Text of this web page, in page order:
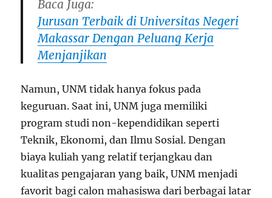
Baca Juga:
Jurusan Terbaik di Universitas Negeri
Makassar Dengan Peluang Kerja
Menjanjikan
Namun, UNM tidak hanya fokus pada
keguruan. Saat ini, UNM juga memiliki
program studi non-kependidikan seperti
Teknik, Ekonomi, dan Ilmu Sosial. Dengan
biaya kuliah yang relatif terjangkau dan
kualitas pengajaran yang baik, UNM menjadi
favorit bagi calon mahasiswa dari berbagai latar